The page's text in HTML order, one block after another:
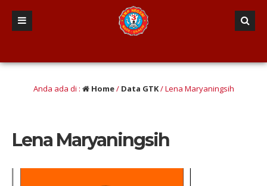
Anda ada di : Home/ Data GTK/Lena Maryaningsih
Lena Maryaningsih